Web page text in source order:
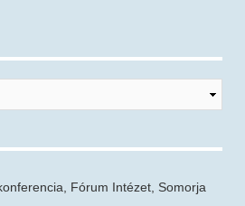
Fórum Intézet, Somorja